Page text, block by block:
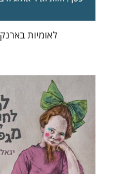
לאומיות בארנק
יגאל שוורץ
תמי ישראלי